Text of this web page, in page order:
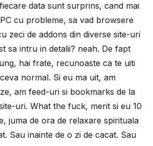
data sunt surprins, cand mai
cu probleme, sa vad browsere
zeci de addons din diverse site-uri
sa intru in detalii? neah. De fapt
hai frate, recunoaste ca te uiti
normal. Si eu ma uit, am
am feed-uri si bookmarks de la
uri. What the fuck, merit si eu 10
juma de ora de relaxare spirituala
Sau inainte de o zi de cacat. Sau